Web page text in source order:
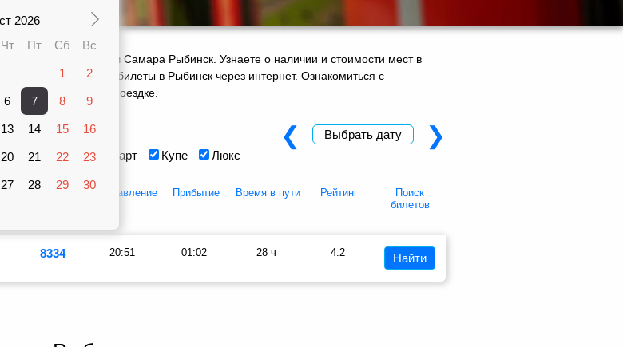
2026
Чт Пт Сб Вс
1 2
6 7 8 9
13 14 15 16
20 21 22 23
27 28 29 30
движения поездов Самара Рыбинск. Узнаете о наличии и стоимости мест в
заказать ж/д билеты в Рыбинск через интернет. Ознакомиться с
отзыв о своей поездке.
Вагоны
Сидячий Плацкарт Купе Люкс
❮ Выбрать дату ❯
Люкс Отправление Прибытие Время в пути Рейтинг
Поиск
билетов
8334 20:51 01:02 28 ч 4.2 Найти